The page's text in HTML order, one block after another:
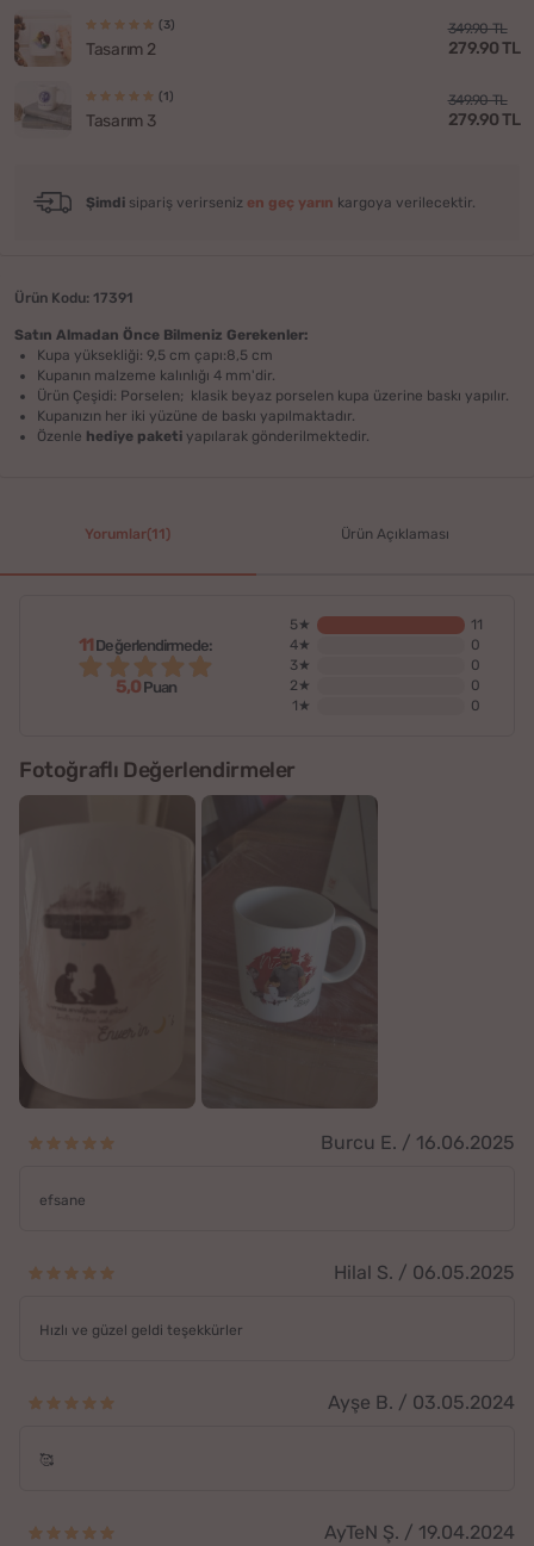
(3)
Tasarım 2
349.90 TL
279.90 TL
(1)
Tasarım 3
349.90 TL
279.90 TL
Şimdi sipariş verirseniz en geç yarın kargoya verilecektir.
Ürün Kodu: 17391
Satın Almadan Önce Bilmeniz Gerekenler:
Kupa yüksekliği: 9,5 cm çapı:8,5 cm
Kupanın malzeme kalınlığı 4 mm'dir.
Ürün Çeşidi: Porselen; klasik beyaz porselen kupa üzerine baskı yapılır.
Kupanızın her iki yüzüne de baskı yapılmaktadır.
Özenle hediye paketi yapılarak gönderilmektedir.
Yorumlar(11) Ürün Açıklaması
11 Değerlendirmede:
5,0Puan
5★
11
4★
0
3★
0
2★
0
1★
0
Fotoğraflı Değerlendirmeler
Burcu E. / 16.06.2025
efsane
Hilal S. / 06.05.2025
Hızlı ve güzel geldi teşekkürler
Ayşe B. / 03.05.2024
🥰
AyTeN Ş. / 19.04.2024